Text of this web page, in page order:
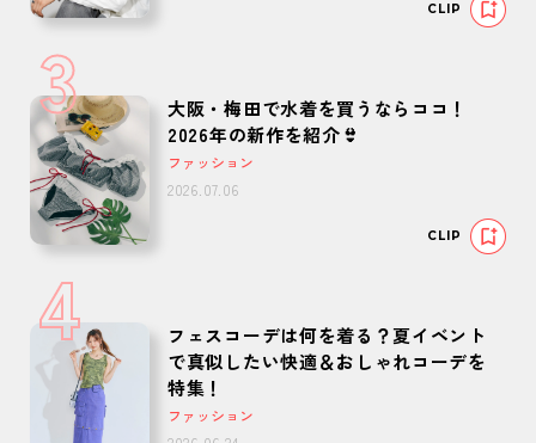
CLIP
3
大阪・梅田で水着を買うならココ！
2026年の新作を紹介👙
ファッション
2026.07.06
CLIP
4
フェスコーデは何を着る？夏イベント
で真似したい快適＆おしゃれコーデを
特集！
ファッション